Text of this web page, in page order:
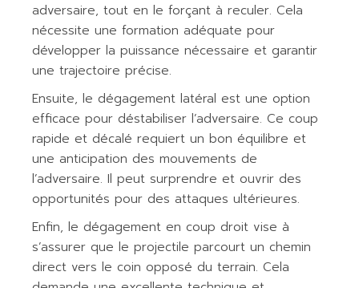
adversaire, tout en le forçant à reculer. Cela
nécessite une formation adéquate pour
développer la puissance nécessaire et garantir
une trajectoire précise.
Ensuite, le dégagement latéral est une option
efficace pour déstabiliser l’adversaire. Ce coup
rapide et décalé requiert un bon équilibre et
une anticipation des mouvements de
l’adversaire. Il peut surprendre et ouvrir des
opportunités pour des attaques ultérieures.
Enfin, le dégagement en coup droit vise à
s’assurer que le projectile parcourt un chemin
direct vers le coin opposé du terrain. Cela